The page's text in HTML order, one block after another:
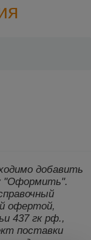
добавить
"Оформить".
офертой,
437 гк рф.,
поставки